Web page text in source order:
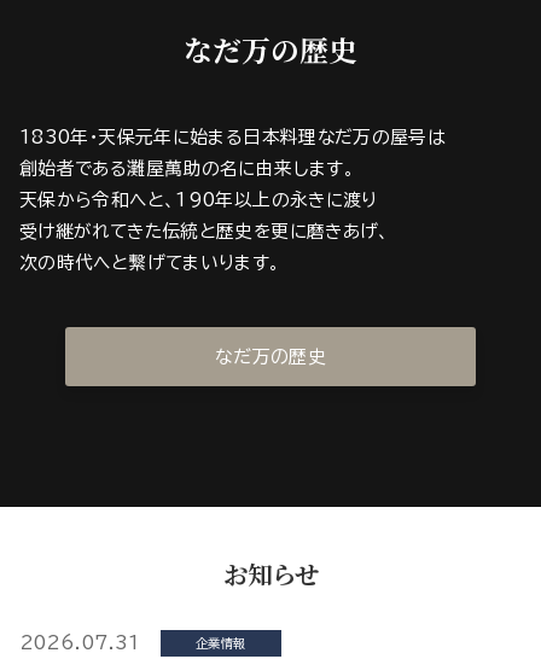
なだ万の歴史
1830年・天保元年に始まる日本料理なだ万の屋号は
創始者である灘屋萬助の名に由来します。
天保から令和へと、190年以上の永きに渡り
受け継がれてきた伝統と歴史を更に磨きあげ、
次の時代へと繋げてまいります。
なだ万の歴史
お知らせ
2026.07.31 企業情報